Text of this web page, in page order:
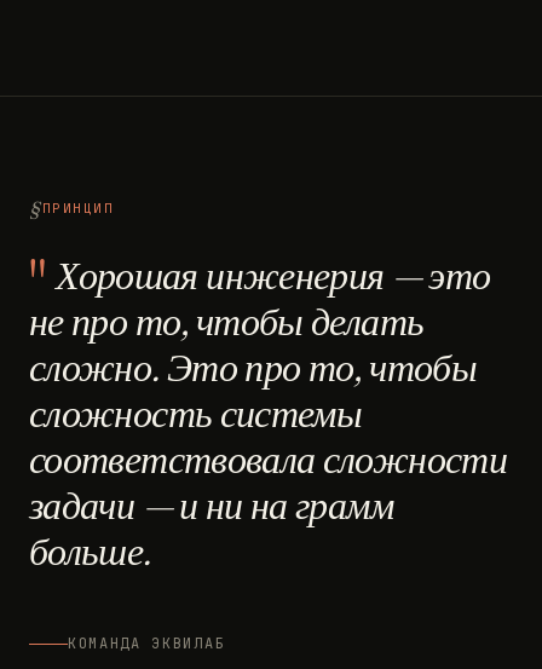
ПРИНЦИП
Хорошая инженерия — это
не про то, чтобы делать
сложно. Это про то, чтобы
сложность системы
соответствовала сложности
задачи — и ни на грамм
больше.
КОМАНДА ЭКВИЛАБ